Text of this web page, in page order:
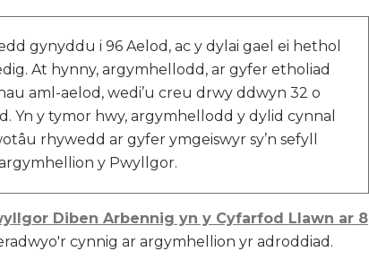
gynyddu i 96 Aelod, ac y dylai gael ei hethol
At hynny, argymhellodd, ar gyfer etholiad
aml-aelod, wedi’u creu drwy ddwyn 32 o
Yn y tymor hwy, argymhellodd y dylid cynnal
rhywedd ar gyfer ymgeiswyr sy’n sefyll
y Pwyllgor.
Diben Arbennig yn y Cyfarfod Llawn ar 8
cynnig ar argymhellion yr adroddiad.